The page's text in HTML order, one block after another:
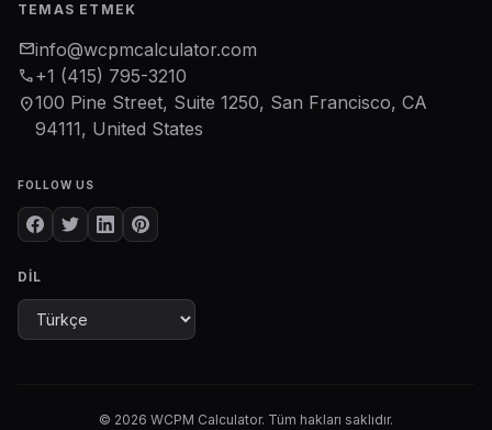
TEMAS ETMEK
mailinfo@wcpmcalculator.com
phone+1 (415) 795-3210
location_on100 Pine Street, Suite 1250, San Francisco, CA
94111, United States
FOLLOW US
DIL
© 2026 WCPM Calculator. Tüm hakları saklıdır.